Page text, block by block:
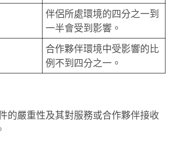
伴侶所處環境的四分之一到
一半會受到影響。
合作夥伴環境中受影響的比
例不到四分之一。
的嚴重性及其對服務或合作夥伴接收